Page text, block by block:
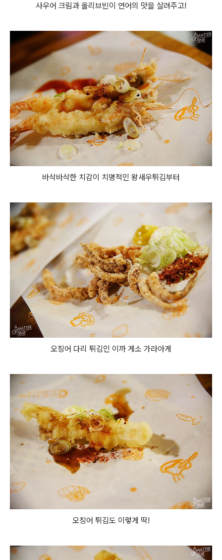
사우어 크림과 올리브빈이 연어의 맛을 살려주고!
바삭바삭한 치감이 치명적인 왕새우튀김부터
오징어 다리 튀김인 이까 게소 가라아게
오징어 튀김도 이렇게 딱!